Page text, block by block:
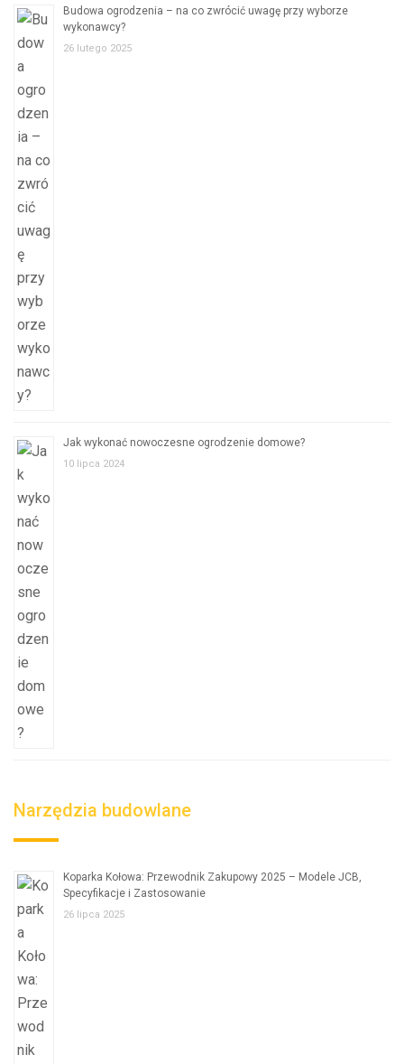
Budowa ogrodzenia – na co zwrócić uwagę przy wyborze
wykonawcy?
26 lutego 2025
Jak wykonać nowoczesne ogrodzenie domowe?
10 lipca 2024
Narzędzia budowlane
Koparka Kołowa: Przewodnik Zakupowy 2025 – Modele JCB,
Specyfikacje i Zastosowanie
26 lipca 2025